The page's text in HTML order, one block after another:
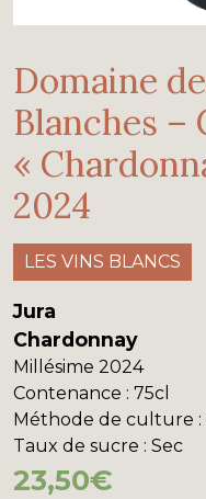
Domaine
Blanches –
«
2024
LES VINS BLANCS
Jura
Chardonnay
Millésime 2024
Contenance : 75cl
Méthode de culture
Taux de sucre : Sec
23,50€